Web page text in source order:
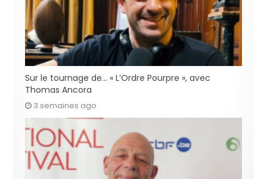
Sur le tournage de… « L’Ordre Pourpre », avec
Thomas Ancora
3 semaines ago